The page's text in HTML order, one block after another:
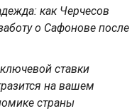
как Черчесов
о Сафонове после
ставки
на вашем
страны